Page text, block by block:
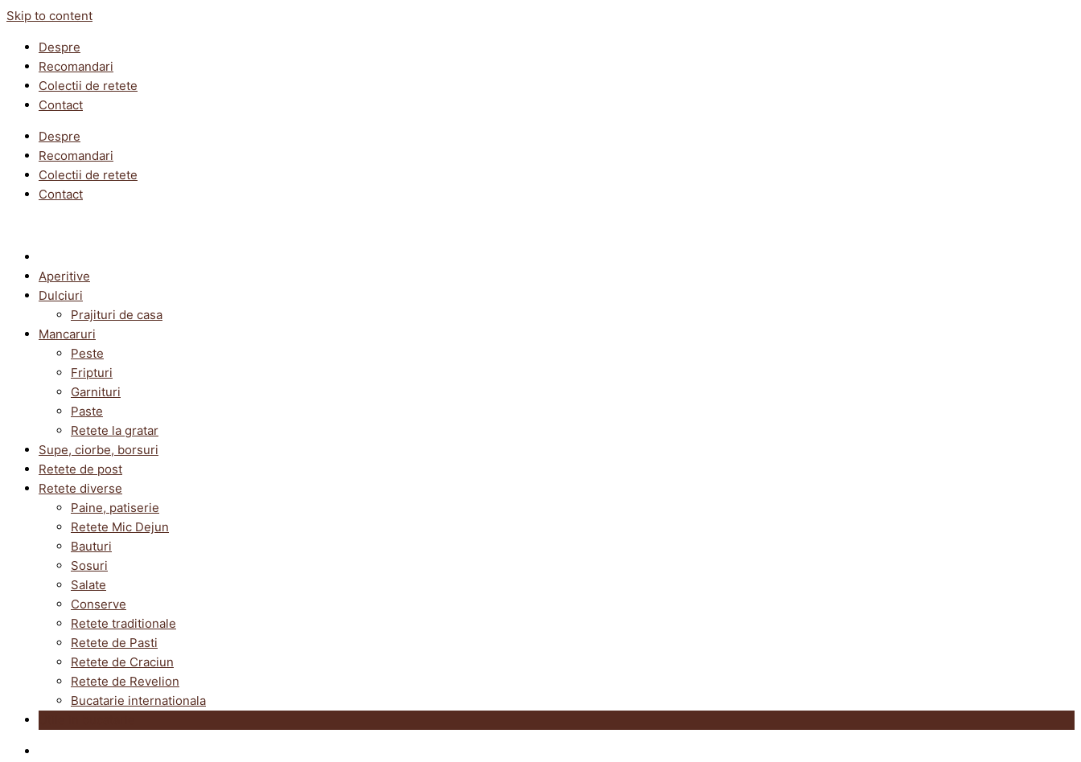
Skip to content
Despre
Recomandari
Colectii de retete
Contact
Despre
Recomandari
Colectii de retete
Contact
Aperitive
Dulciuri
Prajituri de casa
Mancaruri
Peste
Fripturi
Garnituri
Paste
Retete la gratar
Supe, ciorbe, borsuri
Retete de post
Retete diverse
Paine, patiserie
Retete Mic Dejun
Bauturi
Sosuri
Salate
Conserve
Retete traditionale
Retete de Pasti
Retete de Craciun
Retete de Revelion
Bucatarie internationala